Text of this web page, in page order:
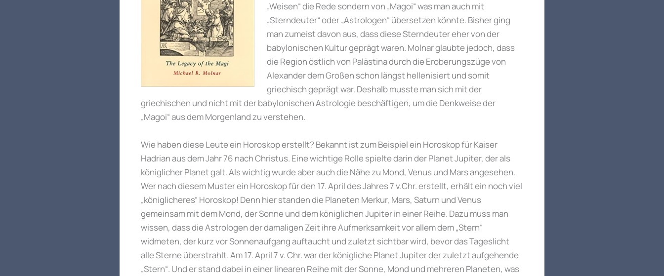
„Weisen“ die Rede sondern von „Magoi“ was man auch mit
„Sterndeuter“ oder „Astrologen“ übersetzen könnte. Bisher ging
man zumeist davon aus, dass diese Sterndeuter eher von der
babylonischen Kultur geprägt waren. Molnar glaubte jedoch, dass
die Region östlich von Palästina durch die Eroberungszüge von
Alexander dem Großen schon längst hellenisiert und somit
griechisch geprägt war. Deshalb musste man sich mit der
griechischen und nicht mit der babylonischen Astrologie beschäftigen, um die Denkweise der
„Magoi“ aus dem Morgenland zu verstehen.
Wie haben diese Leute ein Horoskop erstellt? Bekannt ist zum Beispiel ein Horoskop für Kaiser
Hadrian aus dem Jahr 76 nach Christus. Eine wichtige Rolle spielte darin der Planet Jupiter, der als
königlicher Planet galt. Als wichtig wurde aber auch die Nähe zu Mond, Venus und Mars angesehen.
Wer nach diesem Muster ein Horoskop für den 17. April des Jahres 7 v.Chr. erstellt, erhält ein noch viel
„königlicheres“ Horoskop! Denn hier standen die Planeten Merkur, Mars, Saturn und Venus
gemeinsam mit dem Mond, der Sonne und dem königlichen Jupiter in einer Reihe. Dazu muss man
wissen, dass die Astrologen der damaligen Zeit ihre Aufmerksamkeit vor allem dem „Stern“
widmeten, der kurz vor Sonnenaufgang auftaucht und zuletzt sichtbar wird, bevor das Tageslicht
alle Sterne überstrahlt. Am 17. April 7 v. Chr. war der königliche Planet Jupiter der zuletzt aufgehende
„Stern“. Und er stand dabei in einer linearen Reihe mit der Sonne, Mond und mehreren Planeten, was